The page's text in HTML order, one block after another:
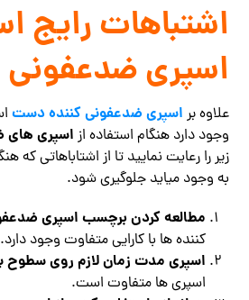
اشتباهات رایج
اسپری ضدعفونی
علاوه بر اسپری ضدعفونی کننده دست
وجود دارد هنگام استفاده از اسپری های
زیر را رعایت نمایید تا از اشتاباهاتی که
به وجود میاید جلوگیری شود.
مطالعه کردن برچسب اسپری
کننده ها با کارایی متفاوت وجود دارد.
اسپری مدت زمان لازم روی سطوح
اسپری ها متفاوت است.